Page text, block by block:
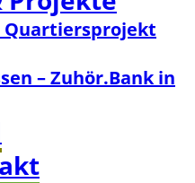
– Zuhör.Bank in